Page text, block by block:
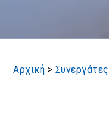
Αρχική > Συνεργάτες